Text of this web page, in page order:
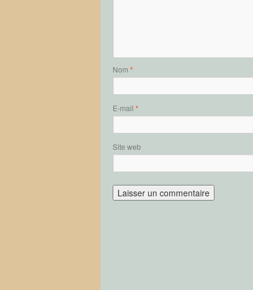
Nom *
E-mail *
Site web